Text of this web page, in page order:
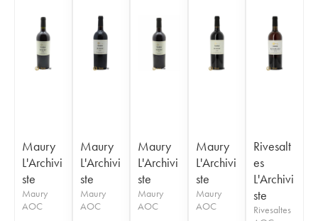
Maury
L'Archivi
ste
Maury
AOC
Maury
L'Archivi
ste
Maury
AOC
Maury
L'Archivi
ste
Maury
AOC
Maury
L'Archivi
ste
Maury
AOC
Rivesalt
es
L'Archivi
ste
Rivesaltes